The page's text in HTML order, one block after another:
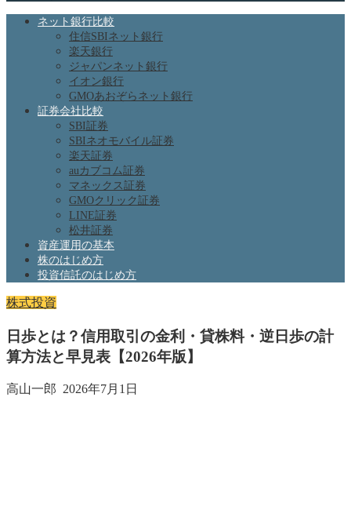
ネット銀行比較
住信SBIネット銀行
楽天銀行
ジャパンネット銀行
イオン銀行
GMOあおぞらネット銀行
証券会社比較
SBI証券
SBIネオモバイル証券
楽天証券
auカブコム証券
マネックス証券
GMOクリック証券
LINE証券
松井証券
資産運用の基本
株のはじめ方
投資信託のはじめ方
株式投資
日歩とは？信用取引の金利・貸株料・逆日歩の計
算方法と早見表【2026年版】
高山一郎 2026年7月1日